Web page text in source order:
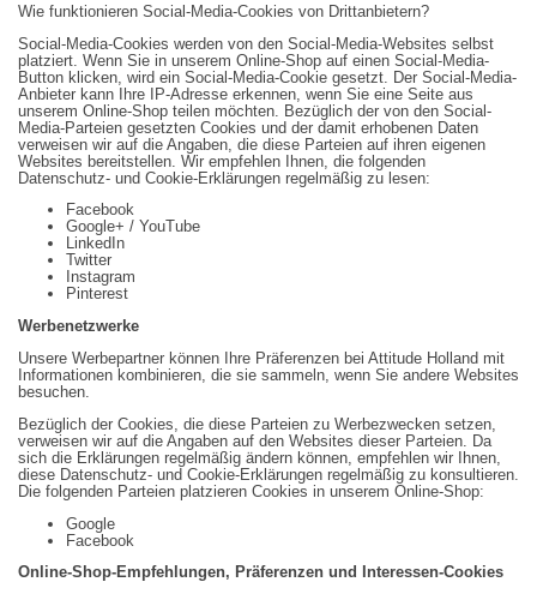
Wie funktionieren Social-Media-Cookies von Drittanbietern?
Social-Media-Cookies werden von den Social-Media-Websites selbst
platziert. Wenn Sie in unserem Online-Shop auf einen Social-Media-
Button klicken, wird ein Social-Media-Cookie gesetzt. Der Social-Media-
Anbieter kann Ihre IP-Adresse erkennen, wenn Sie eine Seite aus
unserem Online-Shop teilen möchten. Bezüglich der von den Social-
Media-Parteien gesetzten Cookies und der damit erhobenen Daten
verweisen wir auf die Angaben, die diese Parteien auf ihren eigenen
Websites bereitstellen. Wir empfehlen Ihnen, die folgenden
Datenschutz- und Cookie-Erklärungen regelmäßig zu lesen:
Facebook
Google+ / YouTube
LinkedIn
Twitter
Instagram
Pinterest
Werbenetzwerke
Unsere Werbepartner können Ihre Präferenzen bei Attitude Holland mit
Informationen kombinieren, die sie sammeln, wenn Sie andere Websites
besuchen.
Bezüglich der Cookies, die diese Parteien zu Werbezwecken setzen,
verweisen wir auf die Angaben auf den Websites dieser Parteien. Da
sich die Erklärungen regelmäßig ändern können, empfehlen wir Ihnen,
diese Datenschutz- und Cookie-Erklärungen regelmäßig zu konsultieren.
Die folgenden Parteien platzieren Cookies in unserem Online-Shop:
Google
Facebook
Online-Shop-Empfehlungen, Präferenzen und Interessen-Cookies